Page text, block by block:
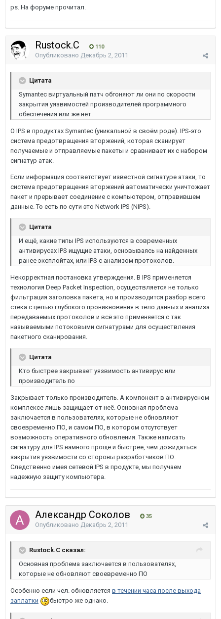
ps. На форуме прочитал.
Rustock.C 110
Опубликовано Декабрь 2, 2011
Цитата
Symantec виртуальный патч обгоняют ли они по скорости
закрытия уязвимостей производителей программного
обеспечения или же нет.
О IPS в продуктах Symantec (уникальной в своём роде). IPS-это
система предотвращения вторжений, которая сканирует
получаемые и отправляемые пакеты и сравнивает их с набором
сигнатур атак.
Если информация соответствует известной сигнатуре атаки, то
система предотвращения вторжений автоматически уничтожает
пакет и прерывает соединение с компьютером, отправившем
данные. То есть по сути это Network IPS (NIPS).
Цитата
И ещё, какие типы IPS используются в современных
антивирусах IPS ищущие атаки, основываясь на найденных
ранее эксплойтах, или IPS с анализом протоколов.
Некорректная постановка утверждения. В IPS применяется
технология Deep Packet Inspection, осуществляется не только
фильтрация заголовка пакета, но и производится разбор всего
стека с целью глубокого проникновения в тело данных и анализа
передаваемых протоколов и всё это применяется с так
называемыми потоковыми сигнатурами для осуществления
пакетного сканирования.
Цитата
Кто быстрее закрывает уязвимость антивирус или
производитель по
Закрывает только производитель. А компонент в антивирусном
комплексе лишь защищает от неё. Основная проблема
заключается в пользователях, которые не обновляют
своевременно ПО, и самом ПО, в котором отсутствует
возможность оперативного обновления. Также написать
сигнатуру для IPS намного проще и быстрее, чем дожидаться
закрытия уязвимости со стороны разработчиков ПО.
Следственно имея сетевой IPS в продукте, мы получаем
надежную защиту компьютера.
Александр Соколов 35
Опубликовано Декабрь 2, 2011
Rustock.C сказал:
Основная проблема заключается в пользователях,
которые не обновляют своевременно ПО
Особенно если чел. обновляется в течении часа после выхода
заплатки
быстро же однако.